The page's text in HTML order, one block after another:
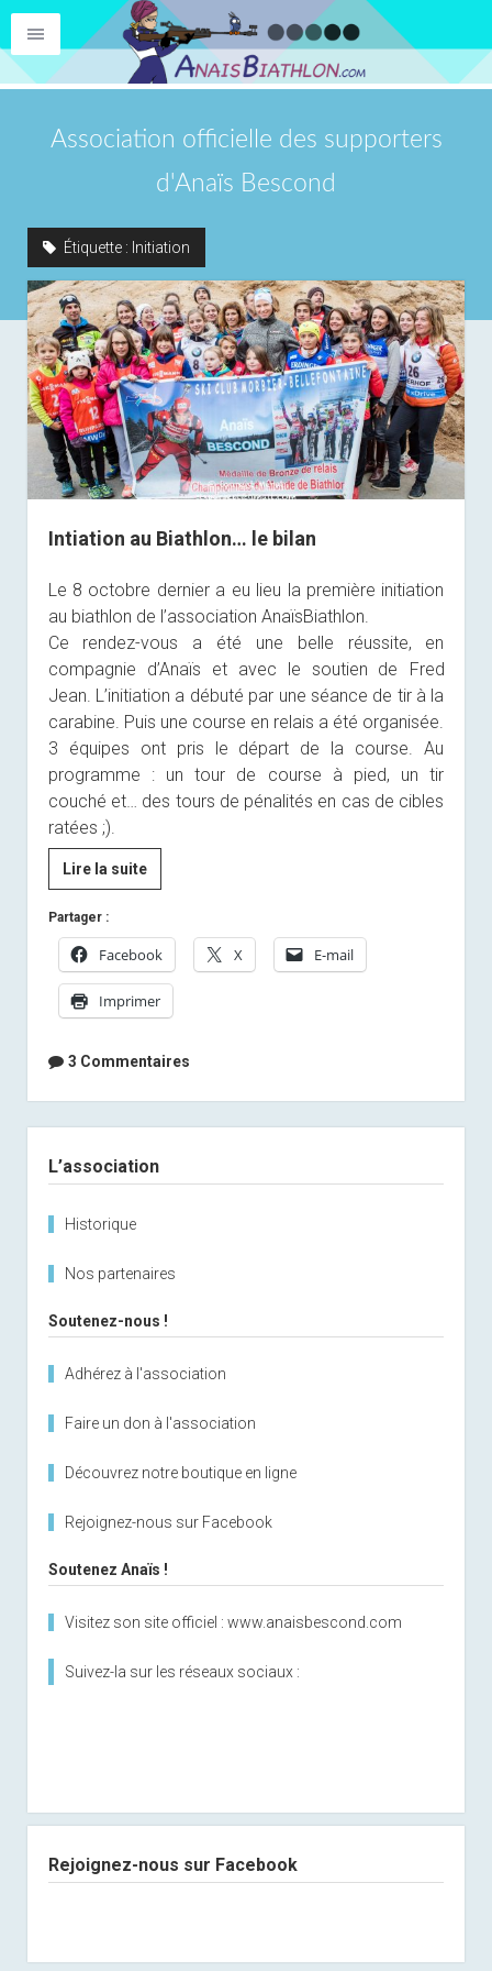
Association officielle des supporters
d'Anaïs Bescond
Étiquette : Initiation
Intiation au Biathlon… le bilan
Le 8 octobre dernier a eu lieu la première initiation
au biathlon de l’association AnaïsBiathlon.
Ce rendez-vous a été une belle réussite, en
compagnie d’Anaïs et avec le soutien de
Fred
Jean. L’initiation a débuté par une séance de tir à la
carabine. Puis une course en relais a été organisée.
3 équipes ont pris le départ de la course. Au
programme : un tour de course à pied, un tir
couché et… des tours de pénalités en cas de cibles
ratées ;).
Lire la suiteIntiation
au
le
bilan
Partager :
Facebook X E-mail
Imprimer
3 Commentaires
L’association
Historique
Nos partenaires
Soutenez-nous !
Adhérez à l'association
Faire un don à l'association
Découvrez notre boutique en ligne
Rejoignez-nous sur Facebook
Soutenez Anaïs !
Visitez son site officiel : www.anaisbescond.com
Suivez-la sur les réseaux sociaux :
Rejoignez-nous sur Facebook